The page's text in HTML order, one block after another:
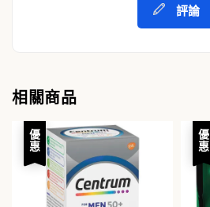
評論
相關商品
優惠 優惠